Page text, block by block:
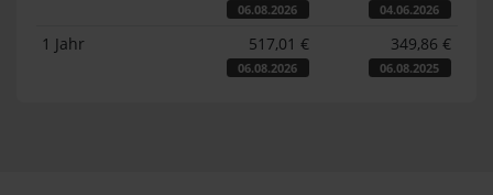
06.08.2026 04.06.2026
1 Jahr 517,01 €
06.08.2026
349,86 €
06.08.2025